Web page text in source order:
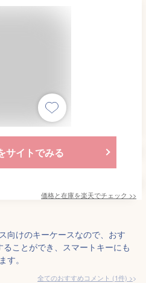
サイトでみる
価格と在庫を楽天でチェック >>
向けのキーケースなので、おす
ことができ、スマートキーにも
。
全てのおすすめコメント (1件) >